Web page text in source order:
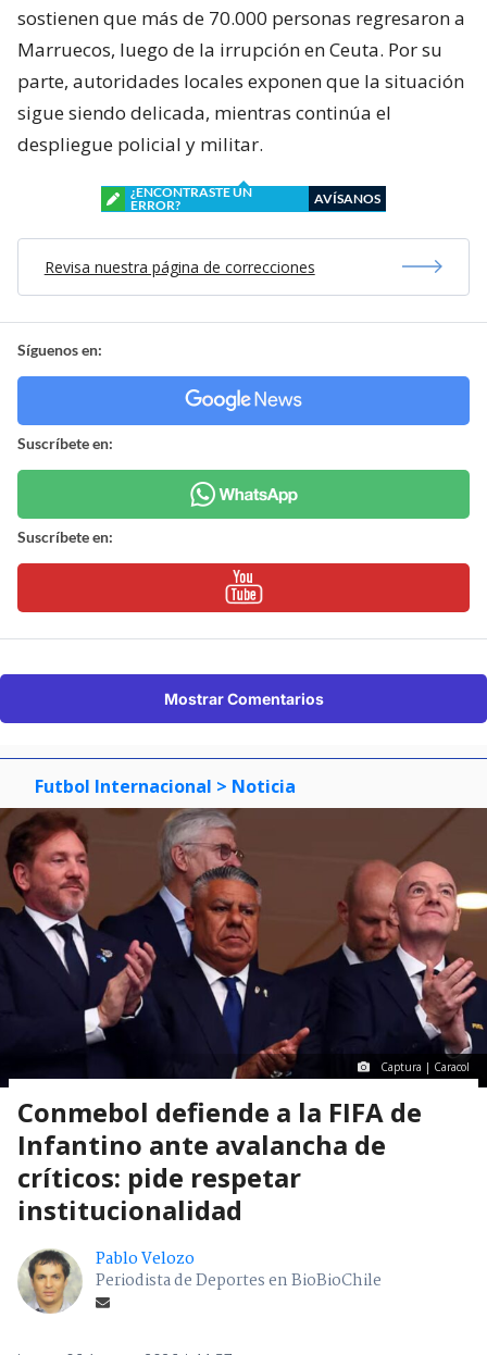
sostienen que más de 70.000 personas regresaron a
Marruecos, luego de la irrupción en Ceuta. Por su
parte, autoridades locales exponen que la situación
sigue siendo delicada, mientras continúa el
despliegue policial y militar.
¿ENCONTRASTE UN
ERROR?
AVÍSANOS
Revisa nuestra página de correcciones
Síguenos en:
Suscríbete en:
Suscríbete en:
Mostrar Comentarios
Futbol Internacional > Noticia
Captura | Caracol
Conmebol defiende a la FIFA de
Infantino ante avalancha de
críticos: pide respetar
institucionalidad
Pablo Velozo
Periodista de Deportes en BioBioChile